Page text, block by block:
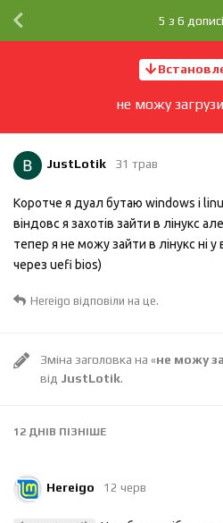
не можу
5 з 6
JustLotik 31 трав
Коротче я дуал бутаю windows і
віндовс я захотів зайти в лінукс
тепер я не можу зайти в лінукс ні
через uefi bios)
Hereigo відповіли на це.
Зміна заголовка на «не можу
від JustLotik.
12 ДНІВ ПІЗНІШЕ
Hereigo 12 черв